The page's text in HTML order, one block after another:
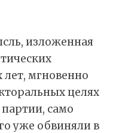
изложенная
мгновенно
целях
само
уже обвиняли в